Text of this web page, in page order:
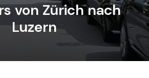
von Zürich nach
Luzern